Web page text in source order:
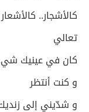
كالأشجار..
تعالي
كان في عينيك
و كنت أنتظر
و شدّيني إلى